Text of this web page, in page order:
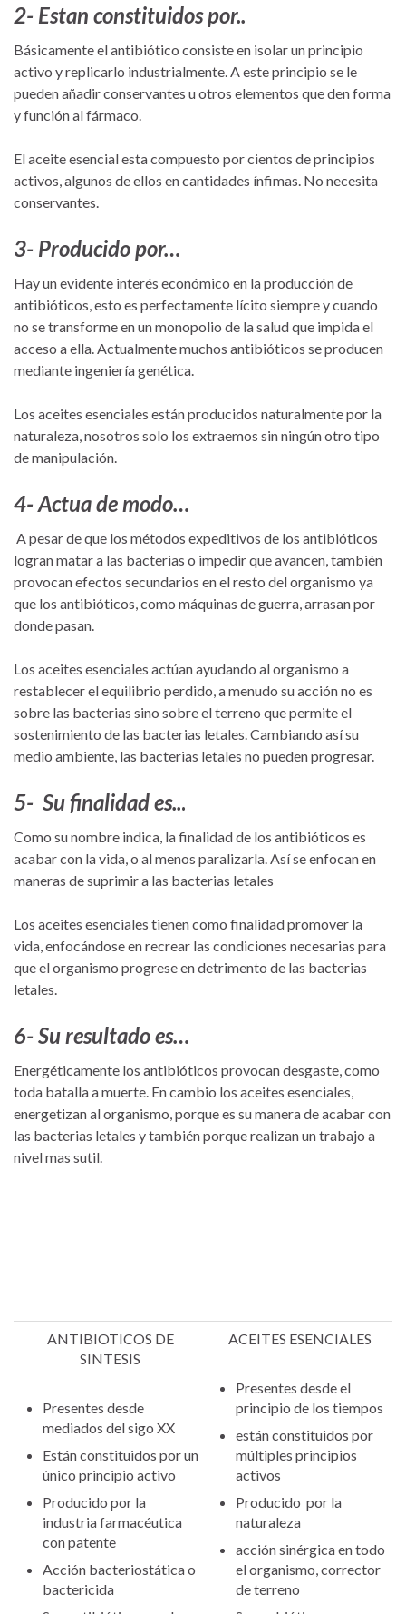
2- Estan constituidos por..
Básicamente el antibiótico consiste en isolar un principio
activo y replicarlo industrialmente. A este principio se le
pueden añadir conservantes u otros elementos que den forma
y función al fármaco.
El aceite esencial esta compuesto por cientos de principios
activos, algunos de ellos en cantidades ínfimas. No necesita
conservantes.
3- Producido por…
Hay un evidente interés económico en la producción de
antibióticos, esto es perfectamente lícito siempre y cuando
no se transforme en un monopolio de la salud que impida el
acceso a ella. Actualmente muchos antibióticos se producen
mediante ingeniería genética.
Los aceites esenciales están producidos naturalmente por la
naturaleza, nosotros solo los extraemos sin ningún otro tipo
de manipulación.
4- Actua de modo…
A pesar de que los métodos expeditivos de los antibióticos
logran matar a las bacterias o impedir que avancen, también
provocan efectos secundarios en el resto del organismo ya
que los antibióticos, como máquinas de guerra, arrasan por
donde pasan.
Los aceites esenciales actúan ayudando al organismo a
restablecer el equilibrio perdido, a menudo su acción no es
sobre las bacterias sino sobre el terreno que permite el
sostenimiento de las bacterias letales. Cambiando así su
medio ambiente, las bacterias letales no pueden progresar.
5- Su finalidad es...
Como su nombre indica, la finalidad de los antibióticos es
acabar con la vida, o al menos paralizarla. Así se enfocan en
maneras de suprimir a las bacterias letales
Los aceites esenciales tienen como finalidad promover la
vida, enfocándose en recrear las condiciones necesarias para
que el organismo progrese en detrimento de las bacterias
letales.
6- Su resultado es…
Energéticamente los antibióticos provocan desgaste, como
toda batalla a muerte. En cambio los aceites esenciales,
energetizan al organismo, porque es su manera de acabar con
las bacterias letales y también porque realizan un trabajo a
nivel mas sutil.
ANTIBIOTICOS DE
SINTESIS
Presentes desde
mediados del sigo XX
Están constituidos por un
único principio activo
Producido por la
industria farmacéutica
con patente
Acción bacteriostática o
bactericida
ACEITES ESENCIALES
Presentes desde el
principio de los tiempos
están constituidos por
múltiples principios
activos
Producido por la
naturaleza
acción sinérgica en todo
el organismo, corrector
de terreno